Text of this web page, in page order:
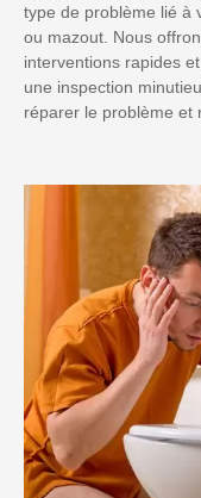
type de problème lié à
ou mazout. Nous
interventions rapides
une inspection
réparer le problème et